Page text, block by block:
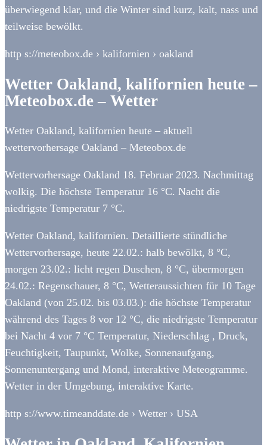
überwiegend klar, und die Winter sind kurz, kalt, nass und
teilweise bewölkt.
http s://meteobox.de › kalifornien › oakland
Wetter Oakland, kalifornien heute –
Meteobox.de – Wetter
Wetter Oakland, kalifornien heute – aktuell
wettervorhersage Oakland – Meteobox.de
Wettervorhersage Oakland 18. Februar 2023. Nachmittag
wolkig. Die höchste Temperatur 16 °C. Nacht die
niedrigste Temperatur 7 °C.
Wetter Oakland, kalifornien. Detaillierte stündliche
Wettervorhersage, heute 22.02.: halb bewölkt, 8 °C,
morgen 23.02.: licht regen Duschen, 8 °C, übermorgen
24.02.: Regenschauer, 8 °C, Wetteraussichten für 10 Tage
Oakland (von 25.02. bis 03.03.): die höchste Temperatur
während des Tages 8 vor 12 °C, die niedrigste Temperatur
bei Nacht 4 vor 7 °C Temperatur, Niederschlag , Druck,
Feuchtigkeit, Taupunkt, Wolke, Sonnenaufgang,
Sonnenuntergang und Mond, interaktive Meteogramme.
Wetter in der Umgebung, interaktive Karte.
http s://www.timeanddate.de › Wetter › USA